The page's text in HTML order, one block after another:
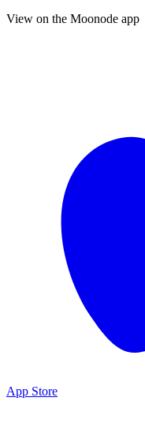
View on the Moonode app
App Store